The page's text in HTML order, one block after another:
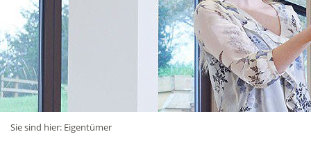
Sie sind hier: Eigentümer